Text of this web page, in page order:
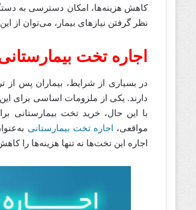
کاهش هزینه‌ها، امکان دسترسی به
نظر گرفتن نیازهای بیمار، می‌توان از
اجاره تخت
در بسیاری از شرایط، بیماران پس از
دارند. یکی از ملزومات اساسی برای
با این حال، خرید تخت بیمارستانی
مواقعی،
اجاره تخت بیمارستانی
اجاره این تخت‌ها نه تنها هزینه‌ها را